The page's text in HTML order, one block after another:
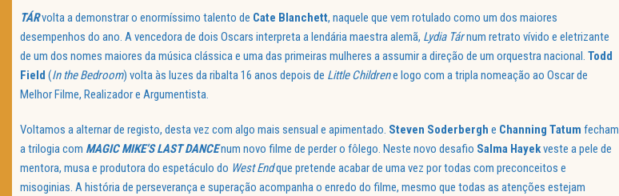
TÁRvolta a demonstrar o enormíssimo talento de Cate Blanchett, naquele que vem rotulado como um dos maiores
desempenhos do ano. A vencedora de dois Oscars interpreta a lendária maestra alemã, Lydia Tárnum retrato vívido e eletrizante
de um dos nomes maiores da música clássica e uma das primeiras mulheres a assumir a direção de um orquestra nacional. Todd
Field (In the Bedroom) volta às luzes da ribalta 16 anos depois de Little Childrene logo com a tripla nomeação ao Oscar de
Melhor Filme, Realizador e Argumentista.
Voltamos a alternar de registo, desta vez com algo mais sensual e apimentado. Steven Soderbergh e Channing Tatum fecham
a trilogia com MAGIC MIKE’S LAST DANCEnum novo filme de perder o fôlego. Neste novo desafio Salma Hayekveste a pele de
mentora, musa e produtora do espetáculo do West Endque pretende acabar de uma vez por todas com preconceitos e
misoginias. A história de perseverança e superação acompanha o enredo do filme, mesmo que todas as atenções estejam